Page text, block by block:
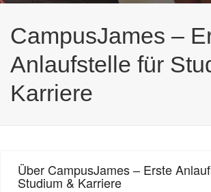
CampusJames –
Anlaufstelle für
Karriere
Über CampusJames – Erste
Studium & Karriere